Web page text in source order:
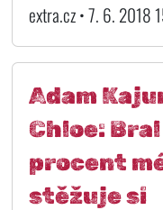
extra.cz • 7. 6. 2018
Adam
Chloe:
procent
stěžuje si